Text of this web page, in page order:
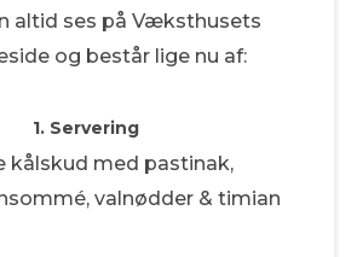
altid ses på Væksthusets
og består lige nu af:
1. Servering
kålskud med pastinak,
valnødder & timian